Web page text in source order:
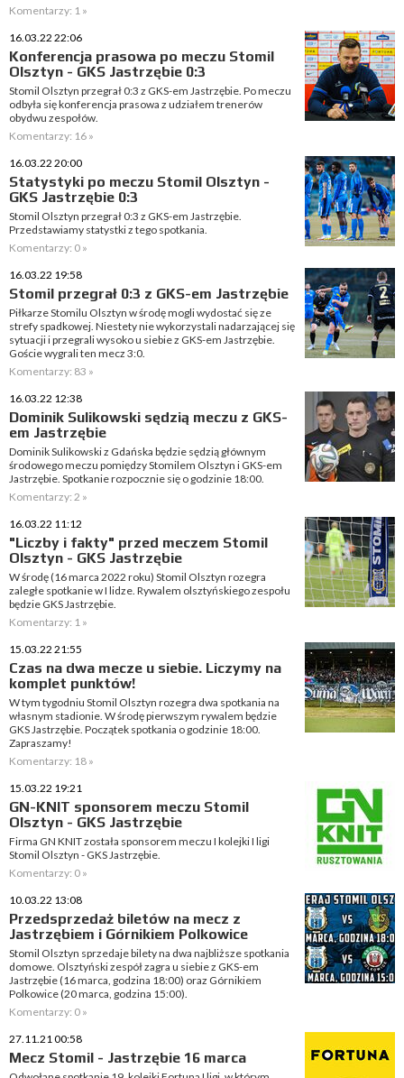
Komentarzy: 1 »
16.03.22 22:06
Konferencja prasowa po meczu Stomil
Olsztyn - GKS Jastrzębie 0:3
Stomil Olsztyn przegrał 0:3 z GKS-em Jastrzębie. Po meczu
odbyła się konferencja prasowa z udziałem trenerów
obydwu zespołów.
Komentarzy: 16 »
16.03.22 20:00
Statystyki po meczu Stomil Olsztyn -
GKS Jastrzębie 0:3
Stomil Olsztyn przegrał 0:3 z GKS-em Jastrzębie.
Przedstawiamy statystki z tego spotkania.
Komentarzy: 0 »
16.03.22 19:58
Stomil przegrał 0:3 z GKS-em Jastrzębie
Piłkarze Stomilu Olsztyn w środę mogli wydostać się ze
strefy spadkowej. Niestety nie wykorzystali nadarzającej się
sytuacji i przegrali wysoko u siebie z GKS-em Jastrzębie.
Goście wygrali ten mecz 3:0.
Komentarzy: 83 »
16.03.22 12:38
Dominik Sulikowski sędzią meczu z GKS-
em Jastrzębie
Dominik Sulikowski z Gdańska będzie sędzią głównym
środowego meczu pomiędzy Stomilem Olsztyn i GKS-em
Jastrzębie. Spotkanie rozpocznie się o godzinie 18:00.
Komentarzy: 2 »
16.03.22 11:12
"Liczby i fakty" przed meczem Stomil
Olsztyn - GKS Jastrzębie
W środę (16 marca 2022 roku) Stomil Olsztyn rozegra
zaległe spotkanie w I lidze. Rywalem olsztyńskiego zespołu
będzie GKS Jastrzębie.
Komentarzy: 1 »
15.03.22 21:55
Czas na dwa mecze u siebie. Liczymy na
komplet punktów!
W tym tygodniu Stomil Olsztyn rozegra dwa spotkania na
własnym stadionie. W środę pierwszym rywalem będzie
GKS Jastrzębie. Początek spotkania o godzinie 18:00.
Zapraszamy!
Komentarzy: 18 »
15.03.22 19:21
GN-KNIT sponsorem meczu Stomil
Olsztyn - GKS Jastrzębie
Firma GN KNIT została sponsorem meczu I kolejki I ligi
Stomil Olsztyn - GKS Jastrzębie.
Komentarzy: 0 »
10.03.22 13:08
Przedsprzedaż biletów na mecz z
Jastrzębiem i Górnikiem Polkowice
Stomil Olsztyn sprzedaje bilety na dwa najbliższe spotkania
domowe. Olsztyński zespół zagra u siebie z GKS-em
Jastrzębie (16 marca, godzina 18:00) oraz Górnikiem
Polkowice (20 marca, godzina 15:00).
Komentarzy: 0 »
27.11.21 00:58
Mecz Stomil - Jastrzębie 16 marca